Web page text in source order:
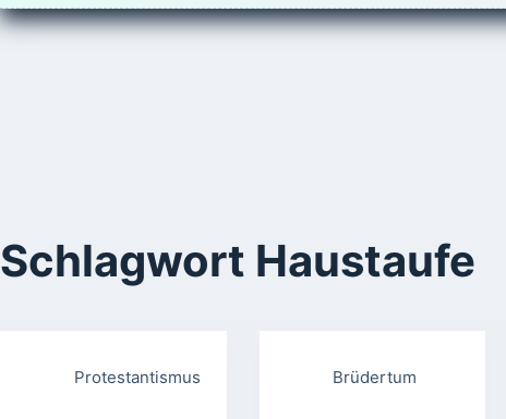
Schlagwort Haustaufe
Protestantismus Brüdertum